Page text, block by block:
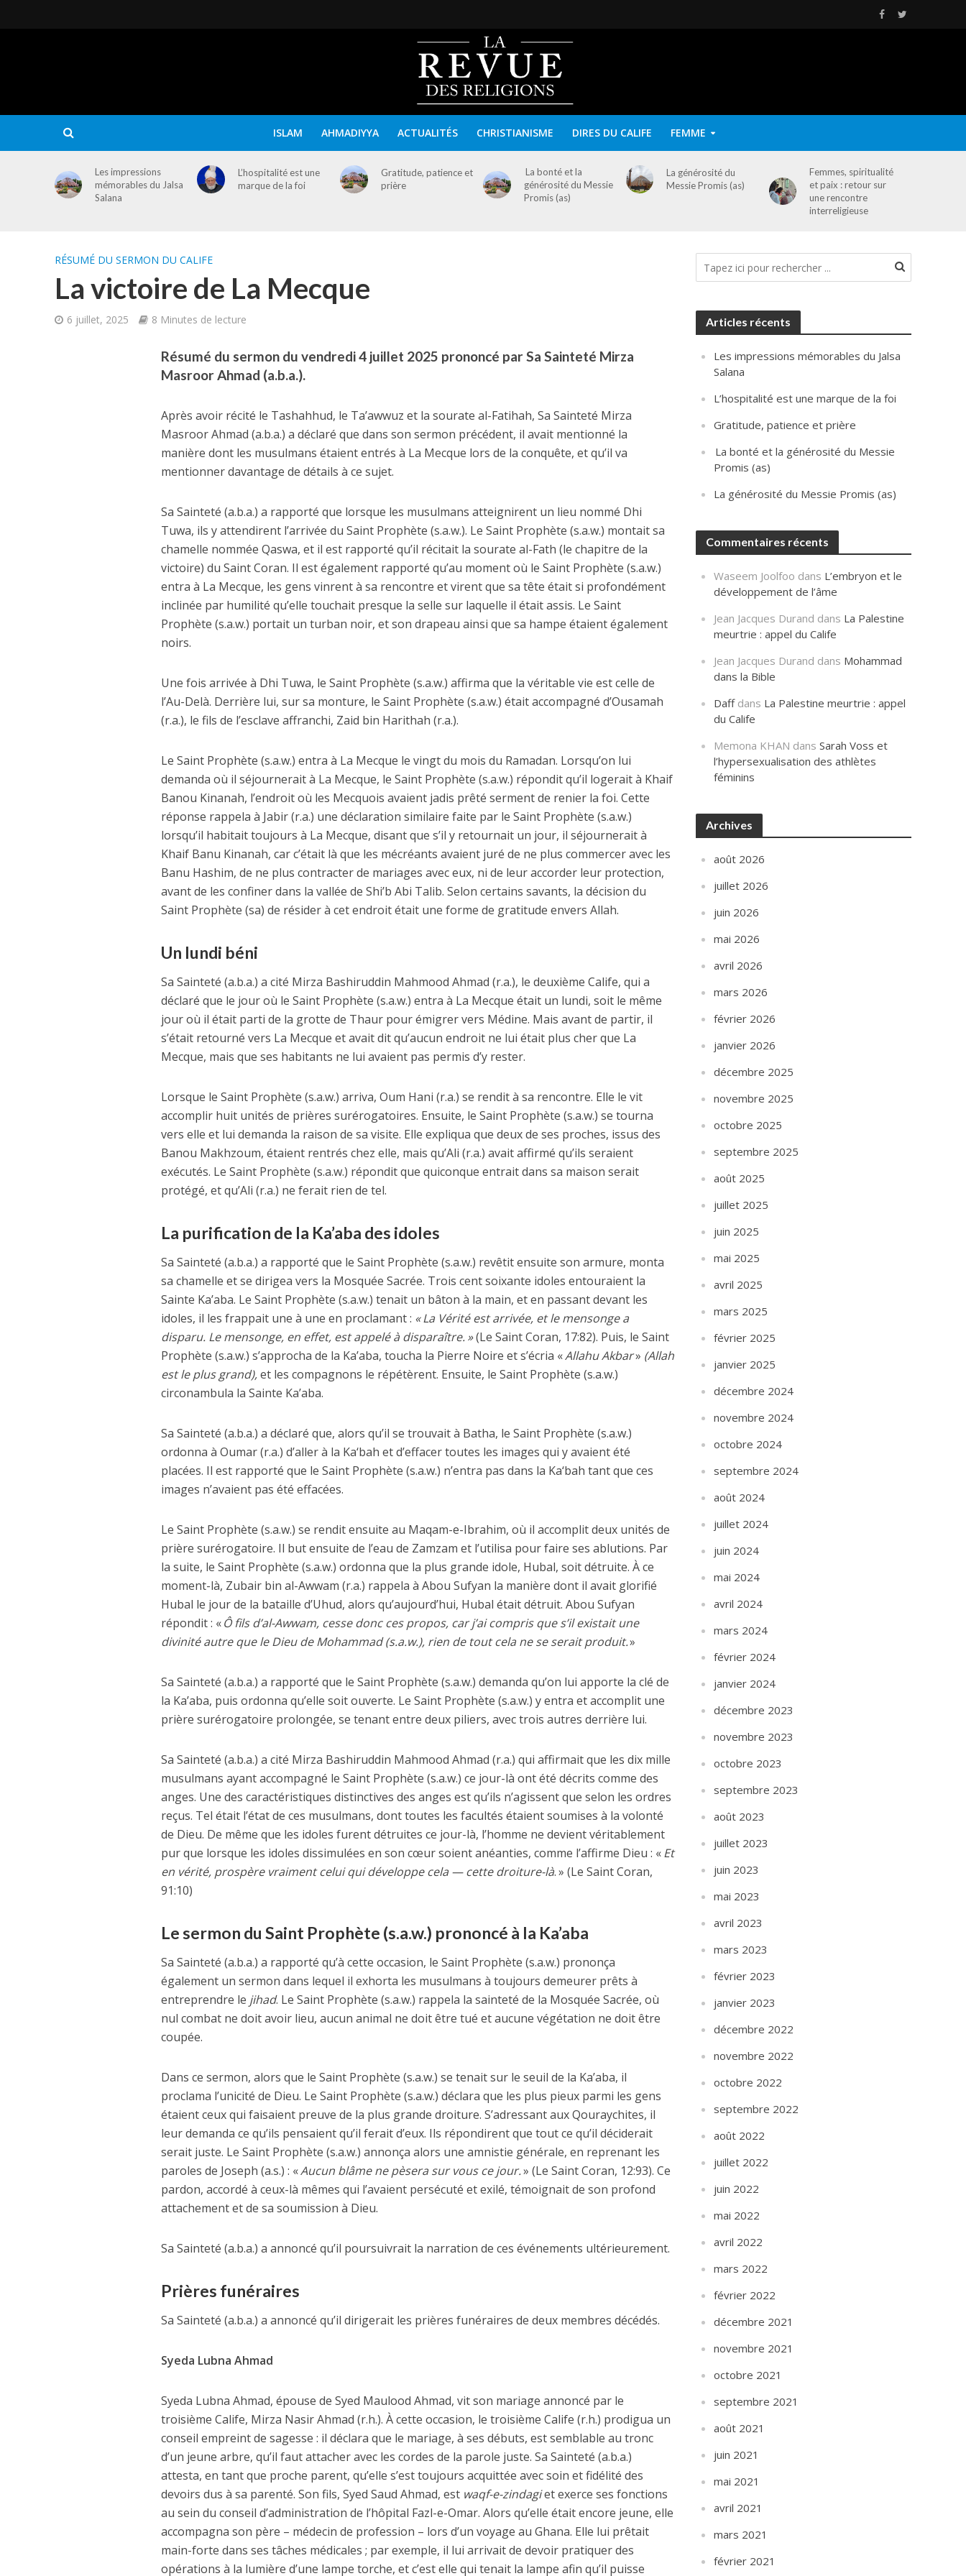
ISLAM AHMADIYYA ACTUALITÉS CHRISTIANISME DIRES DU CALIFE FEMME
Les impressions
mémorables du Jalsa
Salana
L’hospitalité est une
marque de la foi
Gratitude, patience et
prière
La bonté et la
générosité du Messie
Promis (as)
La générosité du
Messie Promis (as)
Femmes, spiritualité
et paix : retour sur
une rencontre
interreligieuse
RÉSUMÉ DU SERMON DU CALIFE
La victoire de La Mecque
6 juillet, 2025 8 Minutes de lecture
Résumé du sermon du vendredi 4 juillet 2025 prononcé par Sa Sainteté Mirza
Masroor Ahmad (a.b.a.).
Après avoir récité le Tashahhud, le Ta’awwuz et la sourate al-Fatihah, Sa Sainteté Mirza
Masroor Ahmad (a.b.a.) a déclaré que dans son sermon précédent, il avait mentionné la
manière dont les musulmans étaient entrés à La Mecque lors de la conquête, et qu’il va
mentionner davantage de détails à ce sujet.
Sa Sainteté (a.b.a.) a rapporté que lorsque les musulmans atteignirent un lieu nommé Dhi
Tuwa, ils y attendirent l’arrivée du Saint Prophète (s.a.w.). Le Saint Prophète (s.a.w.) montait sa
chamelle nommée Qaswa, et il est rapporté qu’il récitait la sourate al-Fath (le chapitre de la
victoire) du Saint Coran. Il est également rapporté qu’au moment où le Saint Prophète (s.a.w.)
entra à La Mecque, les gens vinrent à sa rencontre et virent que sa tête était si profondément
inclinée par humilité qu’elle touchait presque la selle sur laquelle il était assis. Le Saint
Prophète (s.a.w.) portait un turban noir, et son drapeau ainsi que sa hampe étaient également
noirs.
Une fois arrivée à Dhi Tuwa, le Saint Prophète (s.a.w.) affirma que la véritable vie est celle de
l’Au-Delà. Derrière lui, sur sa monture, le Saint Prophète (s.a.w.) était accompagné d’Ousamah
(r.a.), le fils de l’esclave affranchi, Zaid bin Harithah (r.a.).
Le Saint Prophète (s.a.w.) entra à La Mecque le vingt du mois du Ramadan. Lorsqu’on lui
demanda où il séjournerait à La Mecque, le Saint Prophète (s.a.w.) répondit qu’il logerait à Khaif
Banou Kinanah, l’endroit où les Mecquois avaient jadis prêté serment de renier la foi. Cette
réponse rappela à Jabir (r.a.) une déclaration similaire faite par le Saint Prophète (s.a.w.)
lorsqu’il habitait toujours à La Mecque, disant que s’il y retournait un jour, il séjournerait à
Khaif Banu Kinanah, car c’était là que les mécréants avaient juré de ne plus commercer avec les
Banu Hashim, de ne plus contracter de mariages avec eux, ni de leur accorder leur protection,
avant de les confiner dans la vallée de Shi’b Abi Talib. Selon certains savants, la décision du
Saint Prophète (sa) de résider à cet endroit était une forme de gratitude envers Allah.
Un lundi béni
Sa Sainteté (a.b.a.) a cité Mirza Bashiruddin Mahmood Ahmad (r.a.), le deuxième Calife, qui a
déclaré que le jour où le Saint Prophète (s.a.w.) entra à La Mecque était un lundi, soit le même
jour où il était parti de la grotte de Thaur pour émigrer vers Médine. Mais avant de partir, il
s’était retourné vers La Mecque et avait dit qu’aucun endroit ne lui était plus cher que La
Mecque, mais que ses habitants ne lui avaient pas permis d’y rester.
Lorsque le Saint Prophète (s.a.w.) arriva, Oum Hani (r.a.) se rendit à sa rencontre. Elle le vit
accomplir huit unités de prières surérogatoires. Ensuite, le Saint Prophète (s.a.w.) se tourna
vers elle et lui demanda la raison de sa visite. Elle expliqua que deux de ses proches, issus des
Banou Makhzoum, étaient rentrés chez elle, mais qu’Ali (r.a.) avait affirmé qu’ils seraient
exécutés. Le Saint Prophète (s.a.w.) répondit que quiconque entrait dans sa maison serait
protégé, et qu’Ali (r.a.) ne ferait rien de tel.
La purification de la Ka’aba des idoles
Sa Sainteté (a.b.a.) a rapporté que le Saint Prophète (s.a.w.) revêtit ensuite son armure, monta
sa chamelle et se dirigea vers la Mosquée Sacrée. Trois cent soixante idoles entouraient la
Sainte Ka’aba. Le Saint Prophète (s.a.w.) tenait un bâton à la main, et en passant devant les
idoles, il les frappait une à une en proclamant : « La Vérité est arrivée, et le mensonge a
disparu. Le mensonge, en effet, est appelé à disparaître. »(Le Saint Coran, 17:82). Puis, le Saint
Prophète (s.a.w.) s’approcha de la Ka’aba, toucha la Pierre Noire et s’écria «Allahu Akbar» (Allah
est le plus grand),et les compagnons le répétèrent. Ensuite, le Saint Prophète (s.a.w.)
circonambula la Sainte Ka’aba.
Sa Sainteté (a.b.a.) a déclaré que, alors qu’il se trouvait à Batha, le Saint Prophète (s.a.w.)
ordonna à Oumar (r.a.) d’aller à la Ka‘bah et d’effacer toutes les images qui y avaient été
placées. Il est rapporté que le Saint Prophète (s.a.w.) n’entra pas dans la Ka‘bah tant que ces
images n’avaient pas été effacées.
Le Saint Prophète (s.a.w.) se rendit ensuite au Maqam-e-Ibrahim, où il accomplit deux unités de
prière surérogatoire. Il but ensuite de l’eau de Zamzam et l’utilisa pour faire ses ablutions. Par
la suite, le Saint Prophète (s.a.w.) ordonna que la plus grande idole, Hubal, soit détruite. À ce
moment-là, Zubair bin al-Awwam (r.a.) rappela à Abou Sufyan la manière dont il avait glorifié
Hubal le jour de la bataille d’Uhud, alors qu’aujourd’hui, Hubal était détruit. Abou Sufyan
répondit : «Ô fils d’al-Awwam, cesse donc ces propos, car j’ai compris que s’il existait une
divinité autre que le Dieu de Mohammad (s.a.w.), rien de tout cela ne se serait produit.»
Sa Sainteté (a.b.a.) a rapporté que le Saint Prophète (s.a.w.) demanda qu’on lui apporte la clé de
la Ka’aba, puis ordonna qu’elle soit ouverte. Le Saint Prophète (s.a.w.) y entra et accomplit une
prière surérogatoire prolongée, se tenant entre deux piliers, avec trois autres derrière lui.
Sa Sainteté (a.b.a.) a cité Mirza Bashiruddin Mahmood Ahmad (r.a.) qui affirmait que les dix mille
musulmans ayant accompagné le Saint Prophète (s.a.w.) ce jour-là ont été décrits comme des
anges. Une des caractéristiques distinctives des anges est qu’ils n’agissent que selon les ordres
reçus. Tel était l’état de ces musulmans, dont toutes les facultés étaient soumises à la volonté
de Dieu. De même que les idoles furent détruites ce jour-là, l’homme ne devient véritablement
pur que lorsque les idoles dissimulées en son cœur soient anéanties, comme l’affirme Dieu : «Et
en vérité, prospère vraiment celui qui développe cela —cette droiture-là. » (Le Saint Coran,
91:10)
Le sermon du Saint Prophète (s.a.w.) prononcé à la Ka’aba
Sa Sainteté (a.b.a.) a rapporté qu’à cette occasion, le Saint Prophète (s.a.w.) prononça
également un sermon dans lequel il exhorta les musulmans à toujours demeurer prêts à
entreprendre le jihad. Le Saint Prophète (s.a.w.) rappela la sainteté de la Mosquée Sacrée, où
nul combat ne doit avoir lieu, aucun animal ne doit être tué et aucune végétation ne doit être
coupée.
Dans ce sermon, alors que le Saint Prophète (s.a.w.) se tenait sur le seuil de la Ka’aba, il
proclama l’unicité de Dieu. Le Saint Prophète (s.a.w.) déclara que les plus pieux parmi les gens
étaient ceux qui faisaient preuve de la plus grande droiture. S’adressant aux Qouraychites, il
leur demanda ce qu’ils pensaient qu’il ferait d’eux. Ils répondirent que tout ce qu’il déciderait
serait juste. Le Saint Prophète (s.a.w.) annonça alors une amnistie générale, en reprenant les
paroles de Joseph (a.s.) : «Aucun blâme ne pèsera sur vous ce jour.» (Le Saint Coran, 12:93). Ce
pardon, accordé à ceux-là mêmes qui l’avaient persécuté et exilé, témoignait de son profond
attachement et de sa soumission à Dieu.
Sa Sainteté (a.b.a.) a annoncé qu’il poursuivrait la narration de ces événements ultérieurement.
Prières funéraires
Sa Sainteté (a.b.a.) a annoncé qu’il dirigerait les prières funéraires de deux membres décédés.
Syeda Lubna Ahmad
Syeda Lubna Ahmad, épouse de Syed Maulood Ahmad, vit son mariage annoncé par le
troisième Calife, Mirza Nasir Ahmad (r.h.). À cette occasion, le troisième Calife (r.h.) prodigua un
conseil empreint de sagesse : il déclara que le mariage, à ses débuts, est semblable au tronc
d’un jeune arbre, qu’il faut attacher avec les cordes de la parole juste. Sa Sainteté (a.b.a.)
attesta, en tant que proche parent, qu’elle s’est toujours acquittée avec soin et fidélité des
devoirs dus à sa parenté. Son fils, Syed Saud Ahmad, est waqf-e-zindagiet exerce ses fonctions
au sein du conseil d’administration de l’hôpital Fazl-e-Omar. Alors qu’elle était encore jeune, elle
accompagna son père – médecin de profession – lors d’un voyage au Ghana. Elle lui prêtait
main-forte dans ses tâches médicales ; par exemple, il lui arrivait de devoir pratiquer des
opérations à la lumière d’une lampe torche, et c’est elle qui tenait la lampe afin qu’il puisse
Articles récents
Les impressions mémorables du Jalsa
Salana
L’hospitalité est une marque de la foi
Gratitude, patience et prière
La bonté et la générosité du Messie
Promis (as)
La générosité du Messie Promis (as)
Commentaires récents
Waseem Joolfoo dans L’embryon et le
développement de l’âme
Jean Jacques Durand dans La Palestine
meurtrie : appel du Calife
Jean Jacques Durand dans Mohammad
dans la Bible
Daffdans La Palestine meurtrie : appel
du Calife
Memona KHAN dansSarah Voss et
l’hypersexualisation des athlètes
féminins
Archives
août 2026
juillet 2026
juin 2026
mai 2026
avril 2026
mars 2026
février 2026
janvier 2026
décembre 2025
novembre 2025
octobre 2025
septembre 2025
août 2025
juillet 2025
juin 2025
mai 2025
avril 2025
mars 2025
février 2025
janvier 2025
décembre 2024
novembre 2024
octobre 2024
septembre 2024
août 2024
juillet 2024
juin 2024
mai 2024
avril 2024
mars 2024
février 2024
janvier 2024
décembre 2023
novembre 2023
octobre 2023
septembre 2023
août 2023
juillet 2023
juin 2023
mai 2023
avril 2023
mars 2023
février 2023
janvier 2023
décembre 2022
novembre 2022
octobre 2022
septembre 2022
août 2022
juillet 2022
juin 2022
mai 2022
avril 2022
mars 2022
février 2022
décembre 2021
novembre 2021
octobre 2021
septembre 2021
août 2021
juin 2021
mai 2021
avril 2021
mars 2021
février 2021